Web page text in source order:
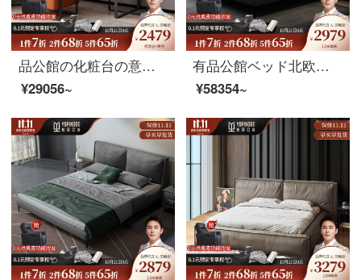
品公館の化粧台の意式があって、軽くて贅沢な化粧台の収納棚の一体ネットの赤いins風北欧の極簡単な現代の簡単な寝室の化粧台の1.2メートルの化粧台+腰掛け
¥29056~
有品公館ベッド北欧現代簡素化真皮ダブルベッド1.8 m真皮ベッドの主な寝台である中小型皮芸床婚床（頭層牛革）シングルベッド+ラテックスマットレス+マットレス*2 1.5 mサポートモデル
¥58354~